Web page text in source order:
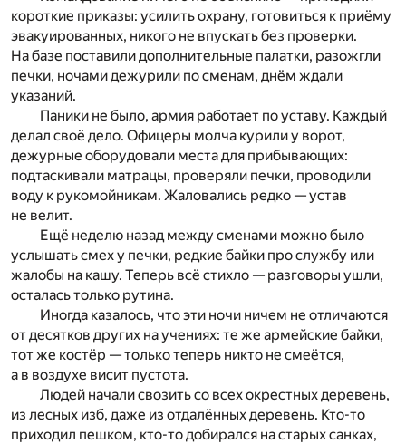
короткие приказы: усилить охрану, готовиться к приёму
эвакуированных, никого не впускать без проверки.
На базе поставили дополнительные палатки, разожгли
печки, ночами дежурили по сменам, днём ждали
указаний.
Паники не было, армия работает по уставу. Каждый
делал своё дело. Офицеры молча курили у ворот,
дежурные оборудовали места для прибывающих:
подтаскивали матрацы, проверяли печки, проводили
воду к рукомойникам. Жаловались редко — устав
не велит.
Ещё неделю назад между сменами можно было
услышать смех у печки, редкие байки про службу или
жалобы на кашу. Теперь всё стихло — разговоры ушли,
осталась только рутина.
Иногда казалось, что эти ночи ничем не отличаются
от десятков других на учениях: те же армейские байки,
тот же костёр — только теперь никто не смеётся,
а в воздухе висит пустота.
Людей начали свозить со всех окрестных деревень,
из лесных изб, даже из отдалённых деревень. Кто-то
приходил пешком, кто-то добирался на старых санках,